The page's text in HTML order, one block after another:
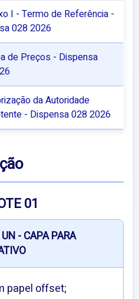
I - Termo de Referência -
028 2026
de Preços - Dispensa
da Autoridade
- Dispensa 028 2026
01
- CAPA PARA
papel offset;